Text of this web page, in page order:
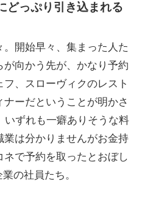
どっぷり引き込まれる
開始早々、集まった人た
向かう先が、かなり予約
、スローヴィクのレスト
ーだということが明かさ
いずれも一癖ありそうな料
は分かりませんがお金持
で予約を取ったとおぼし
の社員たち。